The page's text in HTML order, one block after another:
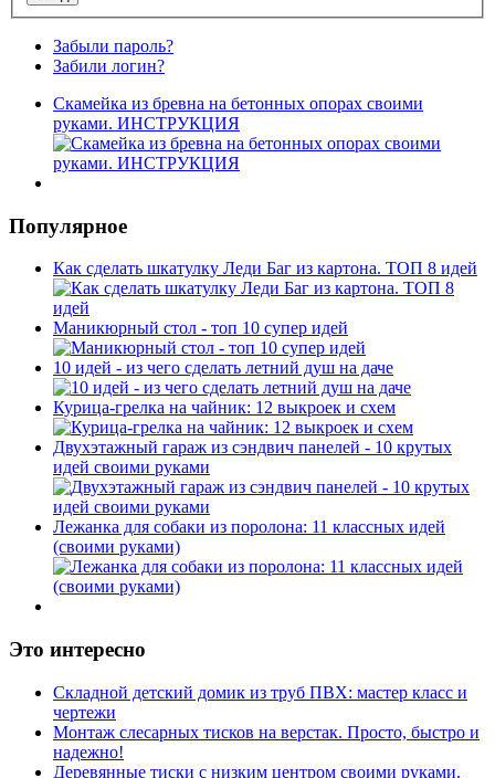
Забыли пароль?
Забили логин?
Скамейка из бревна на бетонных опорах своими
руками. ИНСТРУКЦИЯ
Популярное
Как сделать шкатулку Леди Баг из картона. ТОП 8 идей
Маникюрный стол - топ 10 супер идей
10 идей - из чего сделать летний душ на даче
Курица-грелка на чайник: 12 выкроек и схем
Двухэтажный гараж из сэндвич панелей - 10 крутых
идей своими руками
Лежанка для собаки из поролона: 11 классных идей
(своими руками)
Это интересно
Складной детский домик из труб ПВХ: мастер класс и
чертежи
Монтаж слесарных тисков на верстак. Просто, быстро и
надежно!
Деревянные тиски с низким центром своими руками.